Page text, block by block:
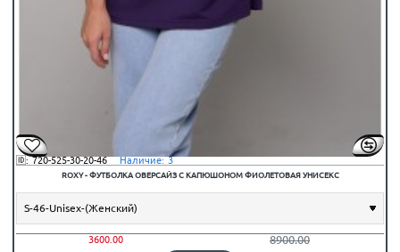
🆔: 720-525-30-20-46 ⠀Наличие: 3
ROXY - ФУТБОЛКА ОВЕРСАЙЗ С КАПЮШОНОМ ФИОЛЕТОВАЯ УНИСЕКС
3600.00 8900.00